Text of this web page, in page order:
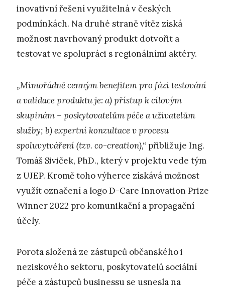
inovativní řešení využitelná v českých
podmínkách. Na druhé straně vítěz získá
možnost navrhovaný produkt dotvořit a
testovat ve spolupráci s regionálními aktéry.
„Mimořádně cenným benefitem pro fázi testování
a validace produktu je: a) přístup k cílovým
skupinám – poskytovatelům péče a uživatelům
služby; b) expertní konzultace v procesu
spoluvytváření (tzv. co-creation),“ přibližuje Ing.
Tomáš Siviček, PhD., který v projektu vede tým
z UJEP. Kromě toho výherce získává možnost
využít označení a logo D-Care Innovation Prize
Winner 2022 pro komunikační a propagační
účely.
Porota složená ze zástupců občanského i
neziskového sektoru, poskytovatelů sociální
péče a zástupců businessu se usnesla na